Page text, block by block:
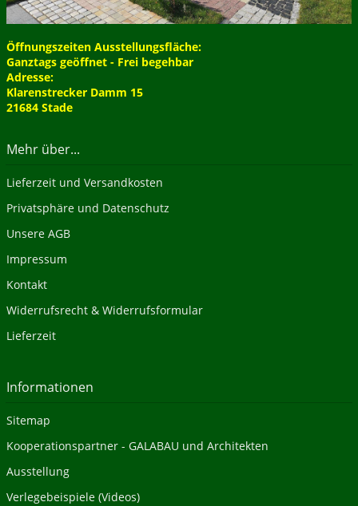
Öffnungszeiten Ausstellungsfläche:
Ganztags geöffnet - Frei begehbar
Adresse:
Klarenstrecker Damm 15
21684 Stade
Mehr über...
Lieferzeit und Versandkosten
Privatsphäre und Datenschutz
Unsere AGB
Impressum
Kontakt
Widerrufsrecht & Widerrufsformular
Lieferzeit
Informationen
Sitemap
Kooperationspartner - GALABAU und Architekten
Ausstellung
Verlegebeispiele (Videos)